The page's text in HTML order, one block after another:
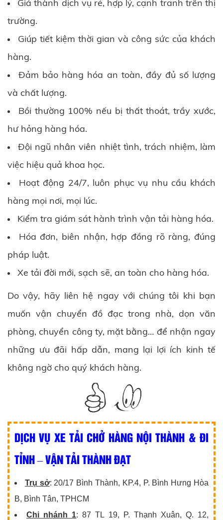
Giá thành dịch vụ rẻ, hợp lý, cạnh tranh trên thị
trường.
Giúp tiết kiệm thời gian và công sức của khách
hàng.
Đảm bảo hàng hóa an toàn, đầy đủ số lượng
và chất lượng.
Bồi thường 100% nếu bị thất thoát, trầy xước,
hư hỏng hàng hóa.
Đội ngũ nhân viên nhiệt tình, trách nhiệm, làm
việc hiệu quả khoa học.
Hoạt động 24/7, luôn phục vụ nhu cầu khách
hàng mọi nơi, mọi lúc.
Kiểm tra giám sát hành trình vận tải hàng hóa.
Hóa đơn, biên nhận, hợp đồng rõ ràng, đúng
pháp luật.
Xe tải đời mới, sạch sẽ, an toàn cho hàng hóa.
Do vậy, hãy liên hệ ngay với chúng tôi khi bạn
muốn vận chuyển đồ đạc trong nhà, dọn văn
phòng, chuyển công ty, mặt bằng… để nhận ngay
những ưu đãi hấp dẫn, mang lại lợi ích kinh tế
không ngờ cho quý khách hàng.
DỊCH VỤ XE TẢI CHỞ HÀNG NỘI THÀNH & ĐI
TỈNH – VẬN TẢI THÀNH ĐẠT
Trụ sở: 20/17 Bình Thành, KP.4, P. Bình Hưng Hòa
B, Bình Tân, TPHCM
Chi nhánh 1: 87 TL 19, P. Thạnh Xuân, Q. 12,